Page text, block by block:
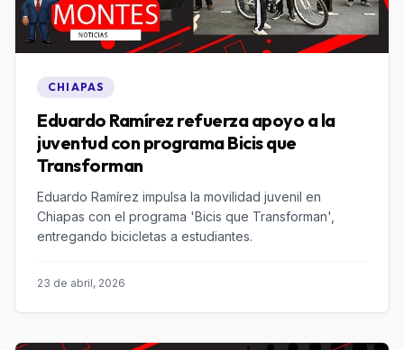
CHIAPAS
Eduardo Ramírez refuerza apoyo a la
juventud con programa Bicis que
Transforman
Eduardo Ramírez impulsa la movilidad juvenil en
Chiapas con el programa 'Bicis que Transforman',
entregando bicicletas a estudiantes.
23 de abril, 2026